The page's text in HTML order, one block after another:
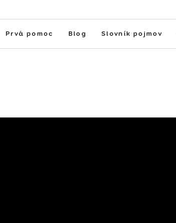
Prvá pomoc Blog Slovník pojmov